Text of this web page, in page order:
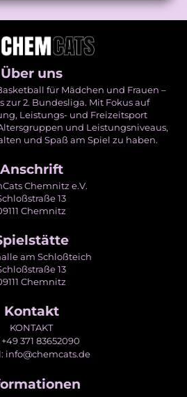
Über uns
für Mädchen und Frauen –
zur 2. Bundesliga. Mit Fokus auf
Leistungs- und Freizeitsport
und Leistungsniveaus,
und Spaß am Spiel zu haben.
Anschrift
Chemnitz e.V.
13
Chemnitz
am Schloßteich
13
Chemnitz
Kontakt
KONTAKT
+49 371 83652090
info@chemcats.de